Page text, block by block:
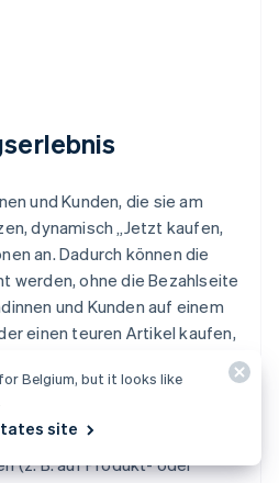
und Kunden, die sie am
dynamisch „Jetzt kaufen,
an. Dadurch können die
werden, ohne die Bezahlseite
und Kunden auf einem
einen teuren Artikel kaufen,
Stripe „Jetzt kaufen, später
Zahlungsmethode
können „Jetzt kaufen, später
zu einem früheren Zeitpunkt
(z. B. auf Produkt- oder
Belgium, but it looks like
site